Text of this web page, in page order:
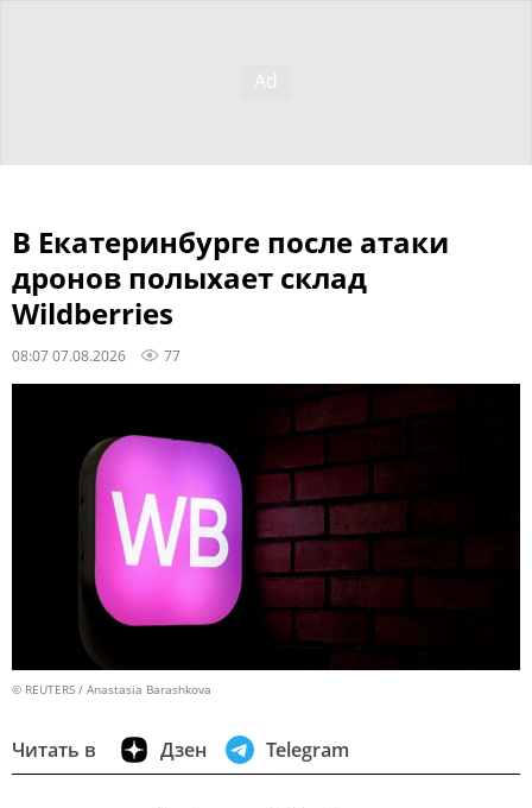
В Екатеринбурге после атаки
дронов полыхает склад
Wildberries
08:07 07.08.2026 77
© REUTERS / Anastasia Barashkova
Читать в Дзен Telegram